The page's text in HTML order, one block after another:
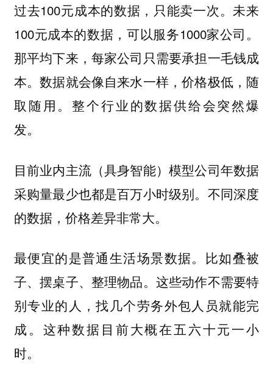
过去100元成本的数据，只能卖一次。未来
100元成本的数据，可以服务1000家公司。
那平均下来，每家公司只需要承担一毛钱成
本。数据就会像自来水一样，价格极低，随
取随用。整个行业的数据供给会突然爆
发。
目前业内主流（具身智能）模型公司年数据
采购量最少也都是百万小时级别。不同深度
的数据，价格差异非常大。
最便宜的是普通生活场景数据。比如叠被
子、摆桌子、整理物品。这些动作不需要特
别专业的人，找几个劳务外包人员就能完
成。这种数据目前大概在五六十元一小
时。